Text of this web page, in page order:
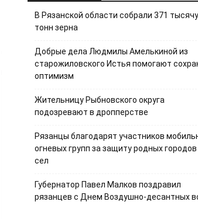
В Рязанской области собрали 371 тысячу
тонн зерна
Добрые дела Людмилы Амелькиной из
старожиловского Истья помогают
оптимизм
Жительницу Рыбновского округа
подозревают в дропперстве
Рязанцы благодарят участников
огневых групп за защиту родных городов
сел
Губернатор Павел Малков поздравил
рязанцев с Днем Воздушно-десантных